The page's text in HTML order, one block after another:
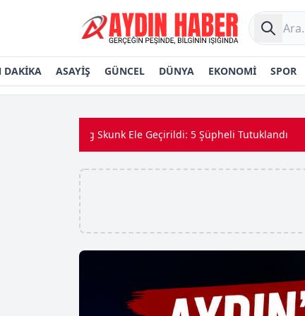
DAKİKA ASAYİŞ GÜNCEL DÜNYA EKONOMİ SPOR
4,25 kg Skunk Ele Geçirildi: 5 Şüpheli Tutuklandı |